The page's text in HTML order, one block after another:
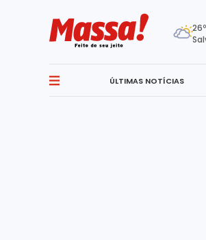
26º
ÚLTIMAS NOTÍCIAS